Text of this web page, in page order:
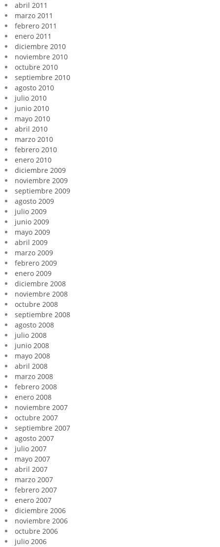
abril 2011
marzo 2011
febrero 2011
enero 2011
diciembre 2010
noviembre 2010
octubre 2010
septiembre 2010
agosto 2010
julio 2010
junio 2010
mayo 2010
abril 2010
marzo 2010
febrero 2010
enero 2010
diciembre 2009
noviembre 2009
septiembre 2009
agosto 2009
julio 2009
junio 2009
mayo 2009
abril 2009
marzo 2009
febrero 2009
enero 2009
diciembre 2008
noviembre 2008
octubre 2008
septiembre 2008
agosto 2008
julio 2008
junio 2008
mayo 2008
abril 2008
marzo 2008
febrero 2008
enero 2008
noviembre 2007
octubre 2007
septiembre 2007
agosto 2007
julio 2007
mayo 2007
abril 2007
marzo 2007
febrero 2007
enero 2007
diciembre 2006
noviembre 2006
octubre 2006
julio 2006